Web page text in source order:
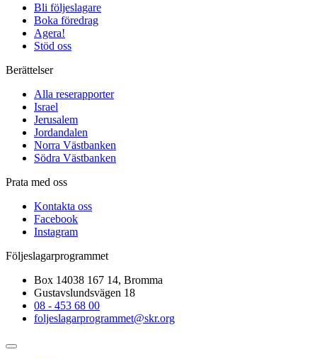
Bli följeslagare
Boka föredrag
Agera!
Stöd oss
Berättelser
Alla reserapporter
Israel
Jerusalem
Jordandalen
Norra Västbanken
Södra Västbanken
Prata med oss
Kontakta oss
Facebook
Instagram
Följeslagarprogrammet
Box 14038 167 14, Bromma
Gustavslundsvägen 18
08 - 453 68 00
foljeslagarprogrammet@skr.org